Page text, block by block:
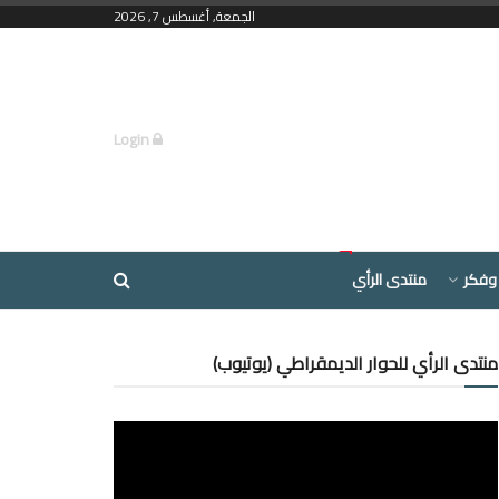
الجمعة, أغسطس 7, 2026
منتدى الرأي
منتدى الرأي للحوار الديمقراطي (يوتيوب)